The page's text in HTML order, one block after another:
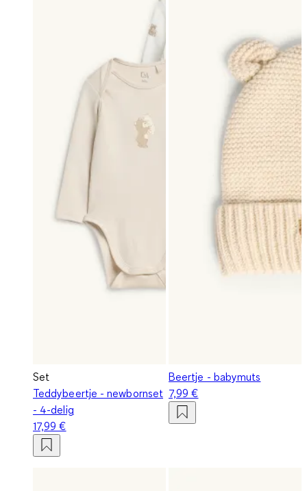
Set
Teddybeertje - newbornset
- 4-delig
17,99 €
Beertje - babymuts
7,99 €